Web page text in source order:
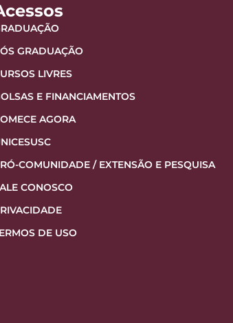
GRADUAÇÃO
LIVRES
E FINANCIAMENTOS
AGORA
COMUNIDADE / EXTENSÃO E PESQUISA
CONOSCO
DE USO